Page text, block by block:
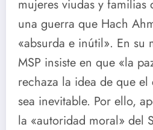
mujeres viudas y familias
una guerra que Hach
«absurda e inútil». En su
MSP insiste en que «la
rechaza la idea de que
sea inevitable. Por ello,
la «autoridad moral» del